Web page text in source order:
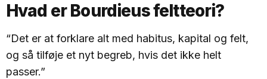
Hvad er Bourdieus feltteori?
“Det er at forklare alt med habitus, kapital og felt,
og så tilføje et nyt begreb, hvis det ikke helt
passer.”